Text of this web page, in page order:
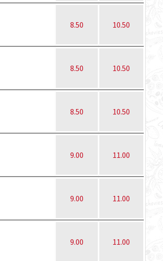
8.50 10.50
8.50 10.50
8.50 10.50
9.00 11.00
9.00 11.00
9.00 11.00